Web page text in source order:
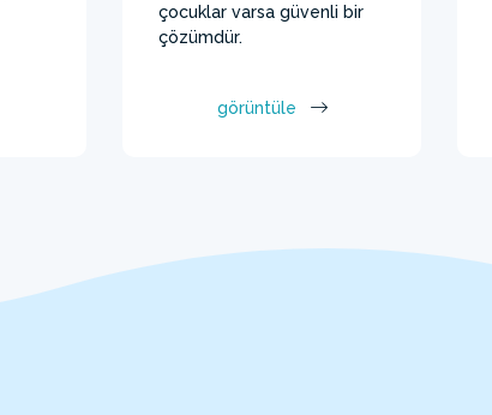
çocuklar varsa güvenli bir
çözümdür.
görüntüle